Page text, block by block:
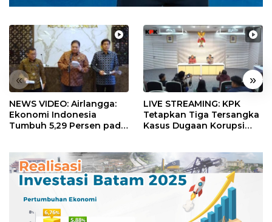
« »
NEWS VIDEO: Airlangga:
Ekonomi Indonesia
Tumbuh 5,29 Persen pada
LIVE STREAMING: KPK
Tetapkan Tiga Tersangka
Kasus Dugaan Korupsi